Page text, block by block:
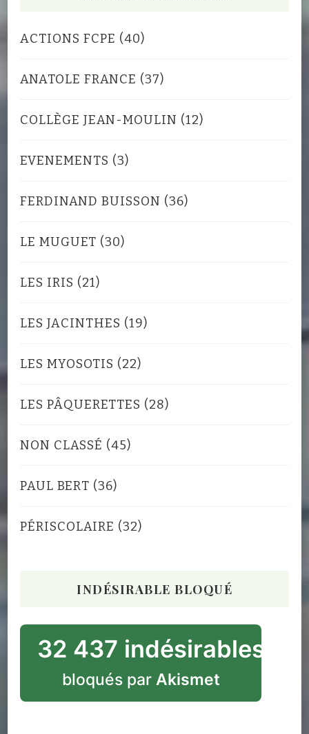
ACTIONS FCPE (40)
ANATOLE FRANCE (37)
COLLÈGE JEAN-MOULIN (12)
EVENEMENTS (3)
FERDINAND BUISSON (36)
LE MUGUET (30)
LES IRIS (21)
LES JACINTHES (19)
LES MYOSOTIS (22)
LES PÂQUERETTES (28)
NON CLASSÉ (45)
PAUL BERT (36)
PÉRISCOLAIRE (32)
INDÉSIRABLE BLOQUÉ
32 437 indésirables
bloqués par Akismet